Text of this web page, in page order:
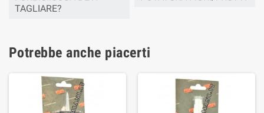
TAGLIARE?
Potrebbe anche piacerti